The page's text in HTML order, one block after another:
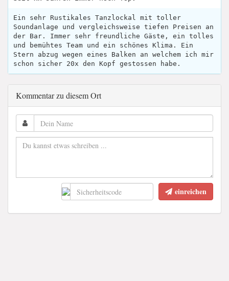
Ein sehr Rustikales Tanzlockal mit toller
Soundanlage und vergleichsweise tiefen Preisen an
der Bar. Immer sehr freundliche Gäste, ein tolles
und bemühtes Team und ein schönes Klima. Ein
Stern abzug wegen eines Balken an welchem ich mir
schon sicher 20x den Kopf gestossen habe.
Kommentar zu diesem Ort
einreichen